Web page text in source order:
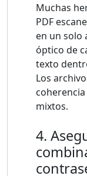
Muchas
PDF
en un solo
óptico de
texto
Los
mixtos.
4.